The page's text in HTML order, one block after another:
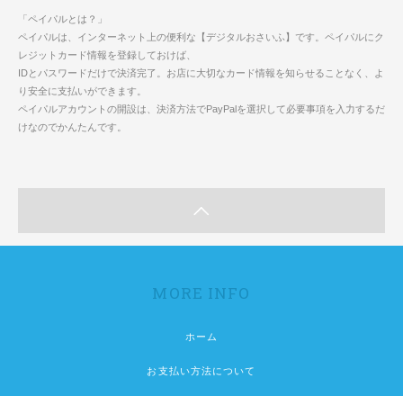
「ペイパルとは？」
ペイパルは、インターネット上の便利な【デジタルおさいふ】です。ペイパルにク
レジットカード情報を登録しておけば、
IDとパスワードだけで決済完了。お店に大切なカード情報を知らせることなく、よ
り安全に支払いができます。
ペイパルアカウントの開設は、決済方法でPayPalを選択して必要事項を入力するだ
けなのでかんたんです。
MORE INFO
ホーム
お支払い方法について